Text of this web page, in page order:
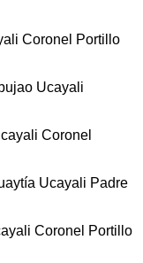
Coronel Portillo
Ucayali
Coronel
Ucayali Padre
Coronel Portillo